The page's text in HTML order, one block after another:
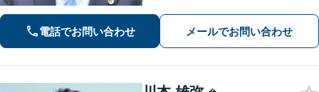
早めにご相談ください。じっくりとお
話を伺い、不安なこと何でもお答えし
ます。
電話でお問い合わせ メールでお問い合わせ